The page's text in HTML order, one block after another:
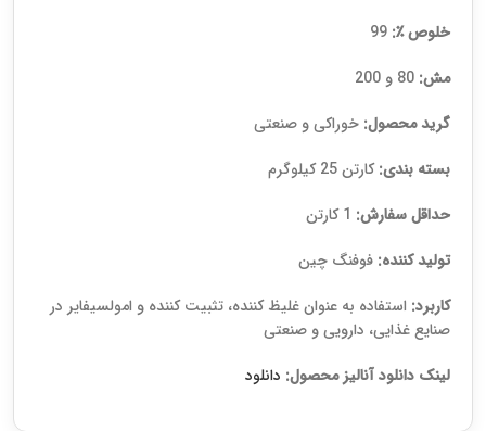
خلوص ٪:
مش:
گرید محصول: خوراکی و صنعتی
بسته بندی:کارتن 25 کیلوگرم
حداقل سفارش:
تولید کننده: فوفنگ چین
کاربرد: استفاده به عنوان غلیظ کننده، تثبیت کننده و امولسیفایر در
صنایع غذایی، دارویی و صنعتی
لینک دانلود آنالیز محصول: دانلود